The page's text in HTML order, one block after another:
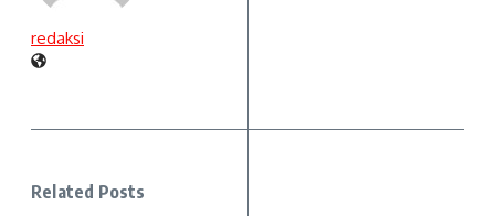
redaksi
Related Posts